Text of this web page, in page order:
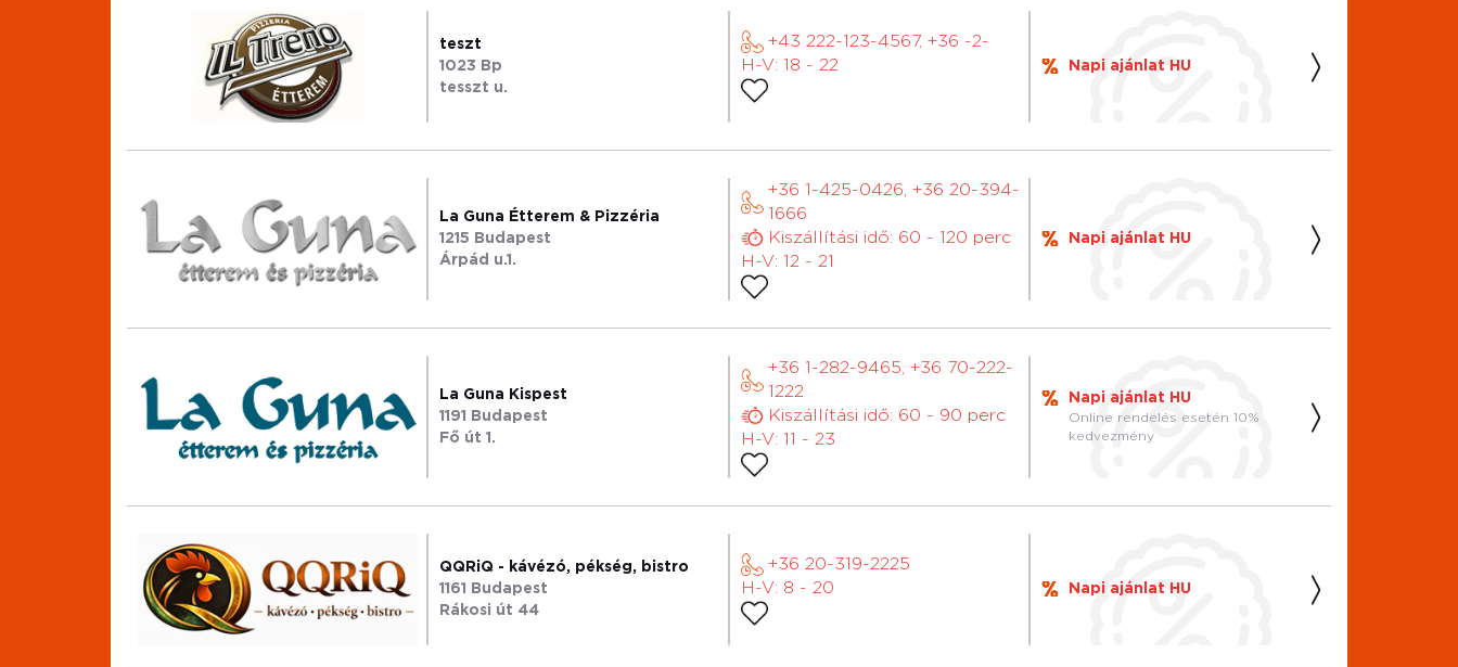
teszt
1023 Bp
tesszt u.
+43 222-123-4567, +36 -2-
H-V: 18 - 22
Napi ajánlat HU
La Guna Étterem & Pizzéria
1215 Budapest
Árpád u.1.
+36 1-425-0426, +36 20-394-
1666
Kiszállítási idő: 60 - 120 perc
H-V: 12 - 21
Napi ajánlat HU
La Guna Kispest
1191 Budapest
Fő út 1.
+36 1-282-9465, +36 70-222-
1222
Kiszállítási idő: 60 - 90 perc
H-V: 11 - 23
Napi ajánlat HU
Online rendelés esetén 10%
kedvezmény
QQRiQ - kávézó, pékség, bistro
1161 Budapest
Rákosi út 44
+36 20-319-2225
H-V: 8 - 20
Napi ajánlat HU